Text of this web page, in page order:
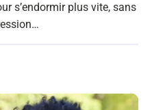
s’endormir plus vite, sans